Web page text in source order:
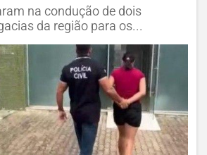
na condução de dois
da região para os...